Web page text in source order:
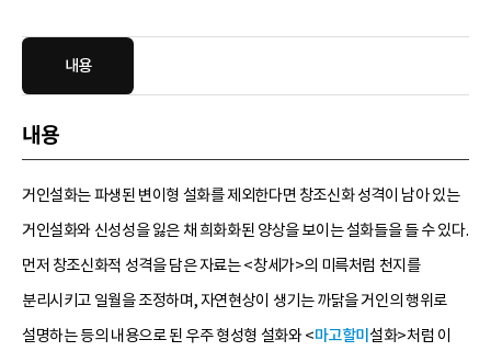
내용
내용
거인설화는 파생된 변이형 설화를 제외한다면 창조신화 성격이 남아 있는
거인설화와 신성성을 잃은 채 희화화된 양상을 보이는 설화들을 들 수 있다.
먼저 창조신화적 성격을 담은 자료는 <창세가>의 미륵처럼 천지를
분리시키고 일월을 조정하며, 자연현상이 생기는 까닭을 거인의 행위로
설명하는 등의 내용으로 된 우주 형성형 설화와 <마고할미설화>처럼 이